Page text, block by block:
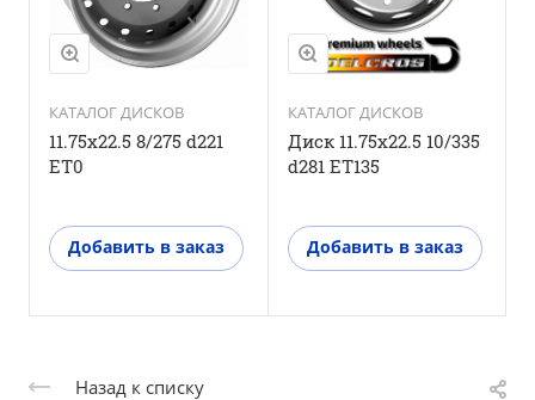
КАТАЛОГ ДИСКОВ
11.75x22.5 8/275 d221
ET0
Добавить в заказ
КАТАЛОГ ДИСКОВ
Диск 11.75x22.5 10/335
d281 ET135
Добавить в заказ
Назад к списку